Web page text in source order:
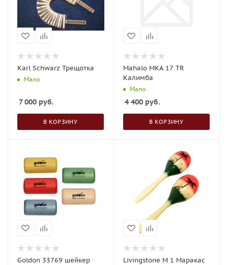
Karl Schwarz Трещотка
Мало
7 000 руб.
В КОРЗИНУ
Mahalo MKA 17 TR
Калимба
Мало
4 400 руб.
В КОРЗИНУ
Goldon 33769 шейкер
Livingstone М 1 Маракас